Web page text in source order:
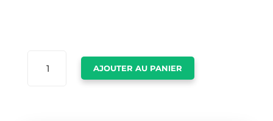
AJOUTER AU PANIER